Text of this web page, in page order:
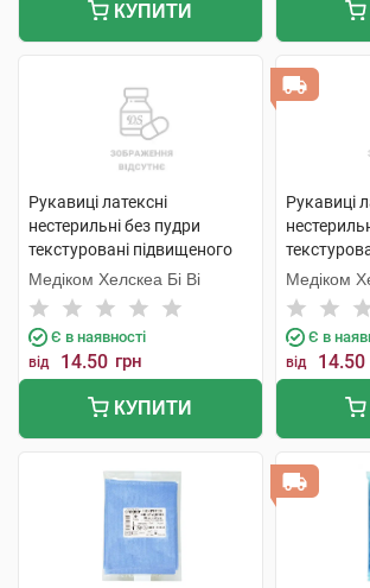
КУПИТИ
Рукавиці латексні
нестерильні без пудри
текстуровані підвищеного
ризику розмір 8-9 1 пара
Медіком Хелскеа Бі Ві
Є в наявності
від 14.50 грн
КУПИТИ
Рукавиці
ризику
Медіком
Є в
від 14.50